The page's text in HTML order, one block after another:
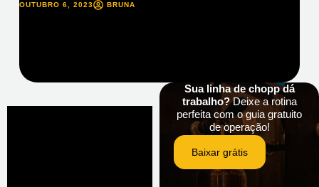
OUTUBRO 6, 2023 BRUNA
Sua linha de chopp dá
trabalho?Deixe a rotina
perfeita com o guia gratuito
de operação!
Baixar grátis